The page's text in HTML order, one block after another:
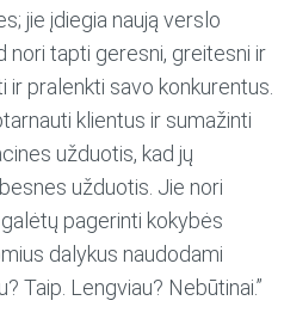
jie įdiegia naują verslo
tapti geresni, greitesni ir
pralenkti savo konkurentus.
klientus ir sumažinti
užduotis, kad jų
užduotis. Jie nori
pagerinti kokybės
dalykus naudodami
Taip. Lengviau? Nebūtinai.”